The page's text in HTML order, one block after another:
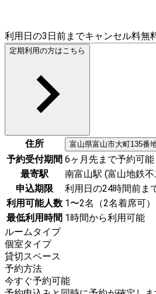
利用日の3日前までキャンセル料無
定期利用の方はこちら
住所 富山県富山市大町135番
予約受付期間 6ヶ月先まで予約可能
最寄駅
南富山駅 (富山地鉄
申込期限
利用日の24時間前ま
利用可能人数 1〜2名（2名着席可
最低利用時間 1時間から利用可能
ルームタイプ
個室タイプ
貸切スペース
予約方法
今すぐ予約可能